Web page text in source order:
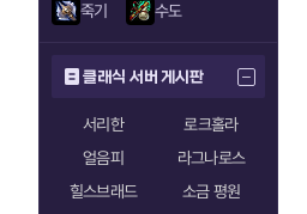
죽기 수도
클래식 서버 게시판
서리한
로크홀라
얼음피
라그나로스
힐스브래드
소금 평원